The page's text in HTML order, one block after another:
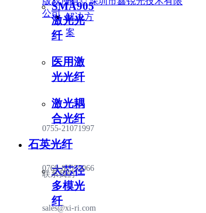
SMA905
激光光
纤
医用激
光光纤
激光耦
合光纤
石英光纤
大芯径
多模光
纤
解决方
案
公司
0755-21071997
0769-82555066
sales@xi-ri.com
联系我们